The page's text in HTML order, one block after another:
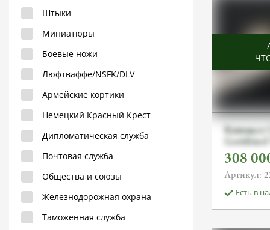
Штыки
Миниатюры
Боевые ножи
Люфтваффе/NSFK/DLV
Армейские кортики
Немецкий Красный Крест
Дипломатическая служба
Почтовая служба
Общества и союзы
Железнодорожная охрана
Таможенная служба
Кинжал
308
Артикул:
Есть в